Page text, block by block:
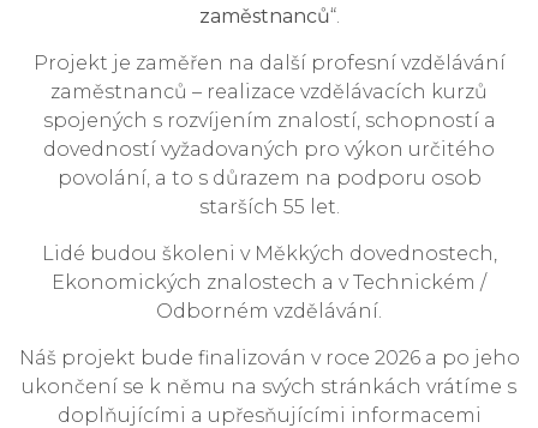
zaměstnanců“.
Projekt je zaměřen na další profesní vzdělávání
zaměstnanců – realizace vzdělávacích kurzů
spojených s rozvíjením znalostí, schopností a
dovedností vyžadovaných pro výkon určitého
povolání, a to s důrazem na podporu osob
starších 55 let.
Lidé budou školeni v Měkkých dovednostech,
Ekonomických znalostech a v Technickém /
Odborném vzdělávání.
Náš projekt bude finalizován v roce 2026 a po jeho
ukončení se k němu na svých stránkách vrátíme s
doplňujícími a upřesňujícími informacemi